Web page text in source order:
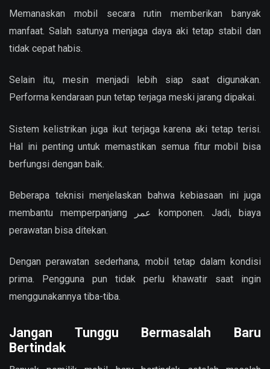
Memanaskan mobil secara rutin memberikan banyak
manfaat. Salah satunya menjaga daya aki tetap stabil dan
tidak cepat habis.
Selain itu, mesin menjadi lebih siap saat digunakan.
Performa kendaraan pun tetap terjaga meski jarang dipakai.
Sistem kelistrikan juga ikut terjaga karena aki tetap terisi.
Hal ini penting untuk memastikan semua fitur mobil bisa
berfungsi dengan baik.
Beberapa teknisi menjelaskan bahwa kebiasaan ini juga
membantu memperpanjang عمر komponen. Jadi, biaya
perawatan bisa ditekan.
Dengan perawatan sederhana, mobil tetap dalam kondisi
prima. Pengguna pun tidak perlu khawatir saat ingin
menggunakannya tiba-tiba.
Jangan Tunggu Bermasalah Baru
Bertindak